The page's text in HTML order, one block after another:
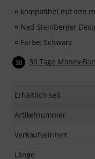
kompatibel mit den
Ned Steinberger
Farbe: Schwarz
30 30 Tage Money-
Erhältlich seit
Artikelnummer
Verkaufseinheit
Länge